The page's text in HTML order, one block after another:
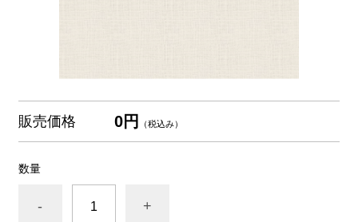
販売価格 0円 （税込み）
数量
- +